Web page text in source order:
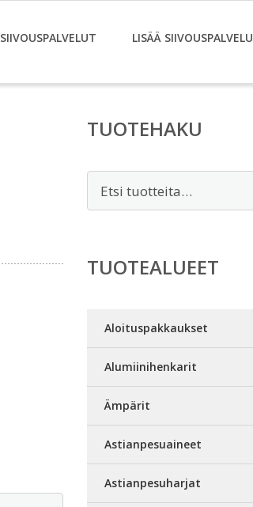
SIIVOUSPALVELUT LISÄÄ SIIVOUSPALVELU
TUOTEHAKU
TUOTEALUEET
Aloituspakkaukset
Alumiinihenkarit
Ämpärit
Astianpesuaineet
Astianpesuharjat